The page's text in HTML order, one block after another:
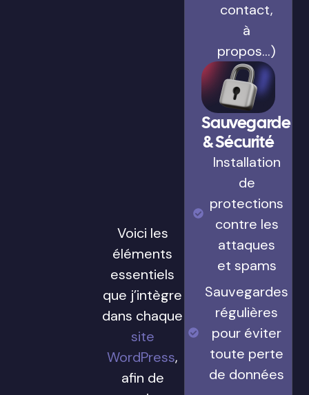
Voici les
éléments
essentiels
que j’intègre
dans chaque
site
WordPress,
afin de
contact,
à
propos…)
Sauvegarde
& Sécurité
Installation
de
protections
contre les
attaques
et spams
Sauvegardes
régulières
pour éviter
toute perte
de données